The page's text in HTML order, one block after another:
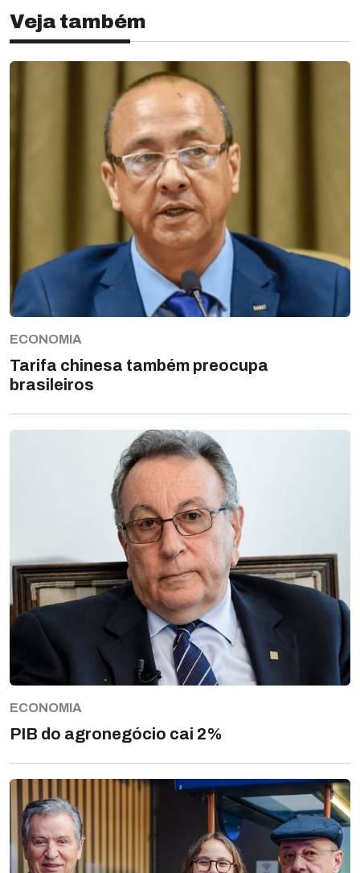
Veja também
ECONOMIA
Tarifa chinesa também preocupa
brasileiros
ECONOMIA
PIB do agronegócio cai 2%